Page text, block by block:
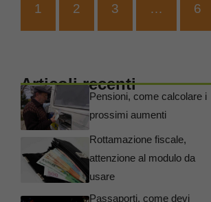
1 2 3 … 6
Articoli recenti
Pensioni, come calcolare i
prossimi aumenti
Rottamazione fiscale,
attenzione al modulo da
usare
Passaporti, come devi